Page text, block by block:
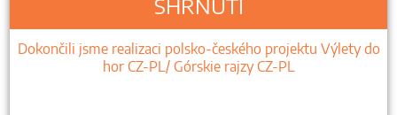
SHRNUTÍ
Dokončili jsme realizaci polsko-českého projektu Výlety do
hor CZ-PL/ Górskie rajzy CZ-PL